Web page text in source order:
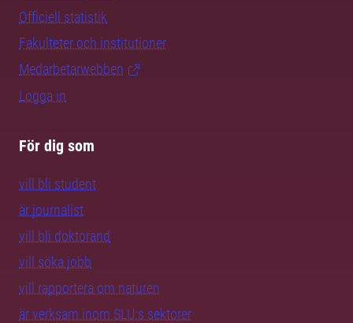
Officiell statistik
Fakulteter och institutioner
Medarbetarwebben
Logga in
För dig som
vill bli student
är journalist
vill bli doktorand
vill söka jobb
vill rapportera om naturen
är verksam inom SLU:s sektorer